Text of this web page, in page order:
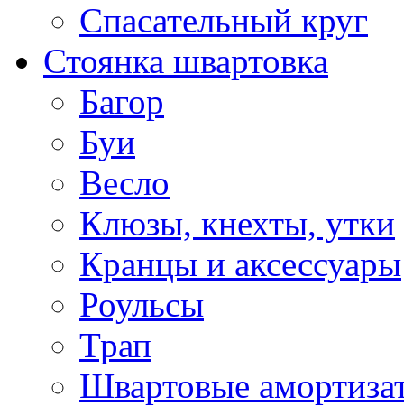
Спасательный круг
Стоянка швартовка
Багор
Буи
Весло
Клюзы, кнехты, утки
Кранцы и аксессуары
Роульсы
Трап
Швартовые